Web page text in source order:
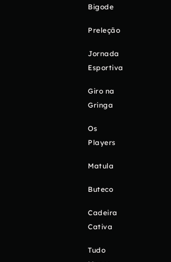
Bigode
Preleção
Jornada
Esportiva
Giro na
Gringa
Os
Players
Matula
Buteco
Cadeira
Cativa
Tudo